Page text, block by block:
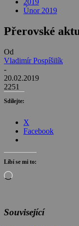
2019
Únor 2019
Přerovské
Od
Vladimír Pospíšilík
-
20.02.2019
2251
Sdílejte:
X
Facebook
Líbí se mi to:
Načítání…
Související